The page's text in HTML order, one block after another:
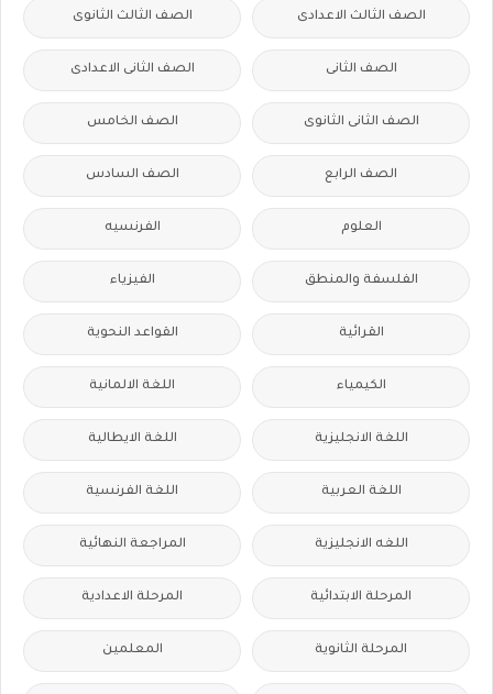
الصف الثالث الاعدادى الصف الثالث الثانوى
الصف الثانى الصف الثانى الاعدادى
الصف الثانى الثانوى الصف الخامس
الصف الرابع الصف السادس
العلوم الفرنسيه
الفلسفة والمنطق الفيزياء
القرائية القواعد النحوية
الكيمياء اللغة الالمانية
اللغة الانجليزية اللغة الايطالية
اللغة العربية اللغة الفرنسية
اللغه الانجليزية المراجعة النهائية
المرحلة الابتدائية المرحلة الاعدادية
المرحلة الثانوية المعلمين